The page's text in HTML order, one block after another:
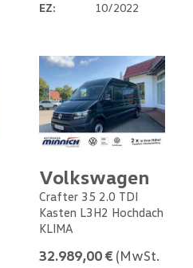
EZ:
10/2022
Volkswagen
Crafter 35 2.0 TDI
Kasten L3H2 Hochdach
KLIMA
32.989,00 € (MwSt.